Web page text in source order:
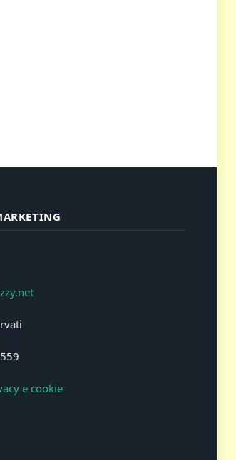
e cookie